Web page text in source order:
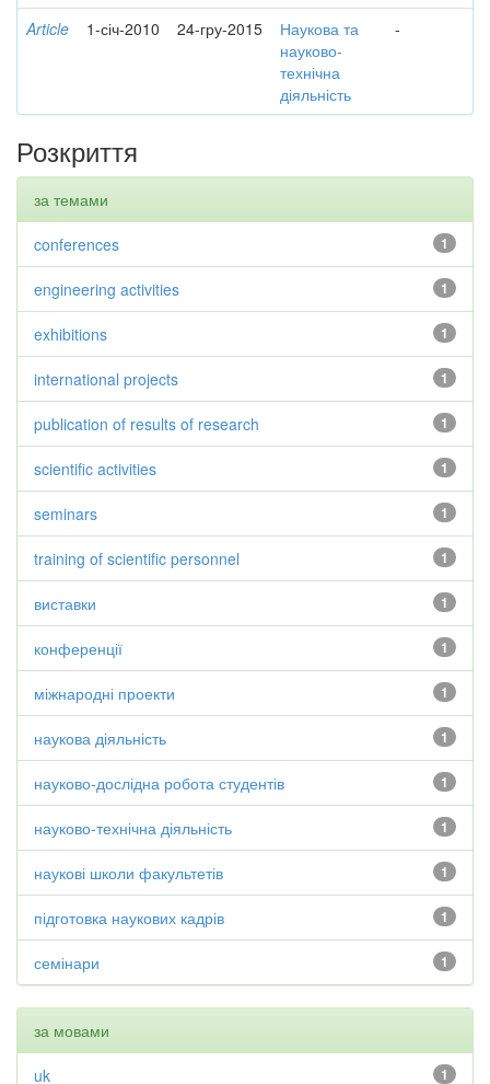
Article 1-січ-2010 24-гру-2015
Наукова та
науково-
технічна
діяльність
-
Розкриття
за темами
1
conferences
1
engineering activities
1
exhibitions
1
international projects
1
publication of results of research
1
scientific activities
1
seminars
1
training of scientific personnel
1
виставки
1
конференції
1
міжнародні проекти
1
наукова діяльність
1
науково-дослідна робота студентів
1
науково-технічна діяльність
1
наукові школи факультетів
1
підготовка наукових кадрів
1
семінари
за мовами
1
uk